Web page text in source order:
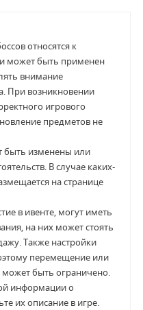
относятся к
может быть применен
внимание
При возникновении
игрового
предметов не
быть изменены или
В случае каких-
на странице
в ивенте, могут иметь
на них может стоять
Также настройки
перемещение или
может быть ограничено.
информации о
их описание в игре.